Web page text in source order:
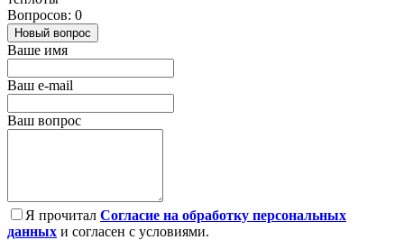
Вопросов: 0
Новый вопрос
Ваше имя
Ваш e-mail
Ваш вопрос
Я прочитал Согласие на обработку персональных
данных и согласен с условиями.